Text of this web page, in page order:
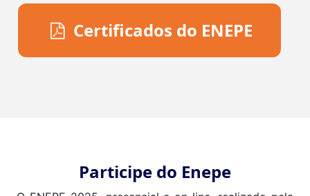
Certificados do ENEPE
Participe do Enepe